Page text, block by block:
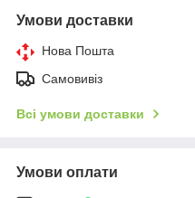
Умови доставки
Нова Пошта
Самовивіз
Всі умови доставки
Умови оплати